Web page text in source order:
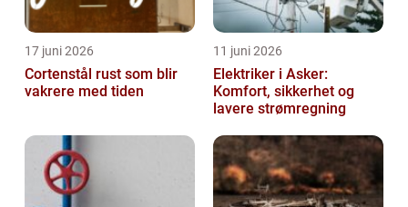
17 juni 2026
Cortenstål rust som blir
vakrere med tiden
11 juni 2026
Elektriker i Asker:
Komfort, sikkerhet og
lavere strømregning